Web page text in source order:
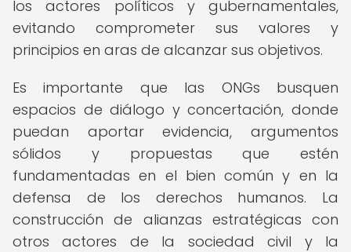
los actores políticos y gubernamentales,
evitando comprometer sus valores y
principios en aras de alcanzar sus objetivos.
Es importante que las ONGs busquen
espacios de diálogo y concertación, donde
puedan aportar evidencia, argumentos
sólidos y propuestas que estén
fundamentadas en el bien común y en la
defensa de los derechos humanos. La
construcción de alianzas estratégicas con
otros actores de la sociedad civil y la